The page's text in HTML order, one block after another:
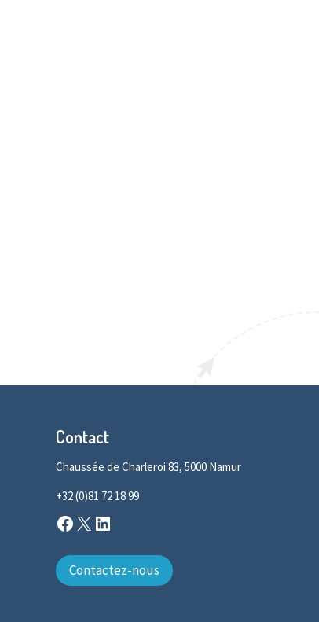
Contact
Chaussée de Charleroi 83, 5000 Namur
+32 (0)81 72 18 99
Facebook
X
Contactez-nous